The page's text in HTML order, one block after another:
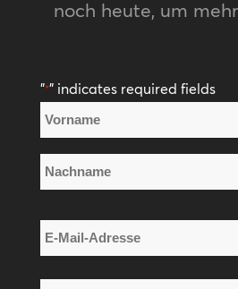
noch heute, um
"*" indicates required fields
Name
*
E-
Mail-
Adresse